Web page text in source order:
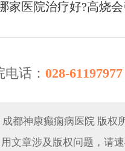
家医院治疗好?高烧
电话： 028-61197977
都神康癫痫病医院 版权
文章涉及版权问题，请